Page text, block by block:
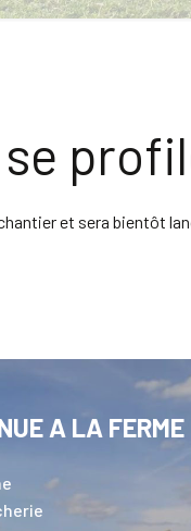
et sera bientôt
A LA FERME